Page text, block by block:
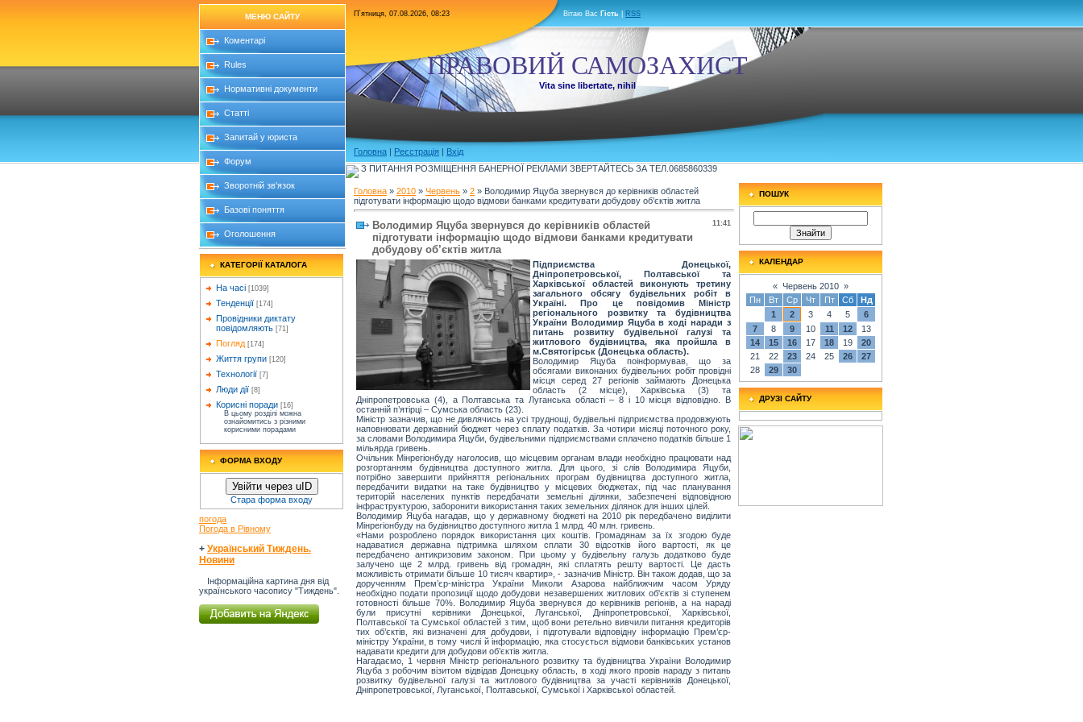
МЕНЮ САЙТУ
Коментарі
Rules
Нормативні документи
Статті
Запитай у юриста
Форум
Зворотній зв'язок
Базові поняття
Оголошення
КАТЕГОРІЇ КАТАЛОГА
На часі [1039]
Тенденції [174]
Провідники диктату
повідомляють [71]
Погляд [174]
Життя групи [120]
Технології [7]
Люди дії [8]
Корисні поради [16]
В цьому розділі можна
ознайомитись з різними
корисними порадами
ФОРМА ВХОДУ
Увійти через uID
Стара форма входу
погода
Погода в Рівному
+ Український Тиждень.
Новини
Інформаційна картина дня від
українського часопису "Тиждень".
П`ятниця, 07.08.2026, 08:23 Вітаю Вас Гість RSS
ПРАВОВИЙ САМОЗАХИСТ
Vita sine libertate, nihil
Головна | Реєстрація | Вхід
З ПИТАННЯ РОЗМІЩЕННЯ БАНЕРНОЇ РЕКЛАМИ ЗВЕРТАЙТЕСЬ ЗА ТЕЛ.0685860339
Головна » 2010 » Червень » 2 » Володимир Яцуба звернувся до керівників областей
підготувати інформацію щодо відмови банками кредитувати добудову об’єктів житла
11:41
Володимир Яцуба звернувся до керівників областей
підготувати інформацію щодо відмови банками кредитувати
добудову об’єктів житла
Підприємства Донецької,
Дніпропетровської, Полтавської та
Харківської областей виконують третину
загального обсягу будівельних робіт в
Україні. Про це повідомив Міністр
регіонального розвитку та будівництва
України Володимир Яцуба в ході наради з
питань розвитку будівельної галузі та
житлового будівництва, яка пройшла в
м.Святогірськ (Донецька область).
Володимир Яцуба поінформував, що за
обсягами виконаних будівельних робіт провідні
місця серед 27 регіонів займають Донецька
область (2 місце), Харківська (3) та
Дніпропетровська (4), а Полтавська та Луганська області – 8 і 10 місця відповідно. В
останній п’ятірці – Сумська область (23).
Міністр зазначив, що не дивлячись на усі труднощі, будівельні підприємства продовжують
наповнювати державний бюджет через сплату податків. За чотири місяці поточного року,
за словами Володимира Яцуби, будівельними підприємствами сплачено податків більше 1
мільярда гривень.
Очільник Мінрегіонбуду наголосив, що місцевим органам влади необхідно працювати над
розгортанням будівництва доступного житла. Для цього, зі слів Володимира Яцуби,
потрібно завершити прийняття регіональних програм будівництва доступного житла,
передбачити видатки на таке будівництво у місцевих бюджетах, під час планування
територій населених пунктів передбачати земельні ділянки, забезпечені відповідною
інфраструктурою, заборонити використання таких земельних ділянок для інших цілей.
Володимир Яцуба нагадав, що у державному бюджеті на 2010 рік передбачено виділити
Мінрегіонбуду на будівництво доступного житла 1 млрд. 40 млн. гривень.
«Нами розроблено порядок використання цих коштів. Громадянам за їх згодою буде
надаватися державна підтримка шляхом сплати 30 відсотків його вартості, як це
передбачено антикризовим законом. При цьому у будівельну галузь додатково буде
залучено ще 2 млрд. гривень від громадян, які сплатять решту вартості. Це дасть
можливість отримати більше 10 тисяч квартир», - зазначив Міністр. Він також додав, що за
дорученням Прем’єр-міністра України Миколи Азарова найближчим часом Уряду
необхідно подати пропозиції щодо добудови незавершених житлових об'єктів зі ступенем
готовності більше 70%. Володимир Яцуба звернувся до керівників регіонів, а на нараді
були присутні керівники Донецької, Луганської, Дніпропетровської, Харківської,
Полтавської та Сумської областей з тим, щоб вони ретельно вивчили питання кредиторів
тих об’єктів, які визначені для добудови, і підготували відповідну інформацію Прем’єр-
міністру України, в тому числі й інформацію, яка стосується відмови банківських установ
надавати кредити для добудови об’єктів житла.
Нагадаємо, 1 червня Міністр регіонального розвитку та будівництва України Володимир
Яцуба з робочим візитом відвідав Донецьку область, в ході якого провів нараду з питань
розвитку будівельної галузі та житлового будівництва за участі керівників Донецької,
Дніпропетровської, Луганської, Полтавської, Сумської і Харківської областей.
ПОШУК
КАЛЕНДАР
« Червень 2010 »
Пн
Вт Ср Чт Пт Сб
Нд
1
2 3 4 5
6
7
8 9 10 11 12
13
14
15 16 17 18 19
20
21
22 23 24 25 26
27
28
29 30
ДРУЗІ САЙТУ